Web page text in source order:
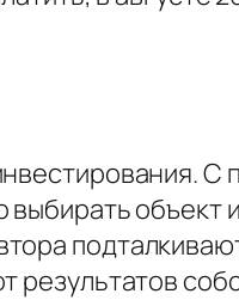
результатов